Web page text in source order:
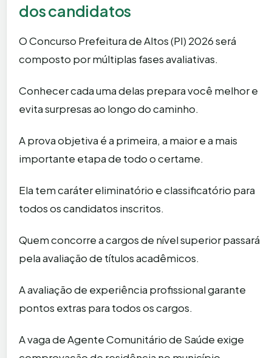
dos candidatos
O Concurso Prefeitura de Altos (PI) 2026 será
composto por múltiplas fases avaliativas.
Conhecer cada uma delas prepara você melhor e
evita surpresas ao longo do caminho.
A prova objetiva é a primeira, a maior e a mais
importante etapa de todo o certame.
Ela tem caráter eliminatório e classificatório para
todos os candidatos inscritos.
Quem concorre a cargos de nível superior passará
pela avaliação de títulos acadêmicos.
A avaliação de experiência profissional garante
pontos extras para todos os cargos.
A vaga de Agente Comunitário de Saúde exige